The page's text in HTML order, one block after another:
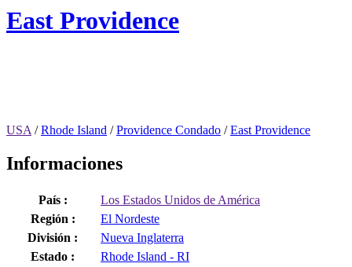
East Providence
USA /Rhode Island /Providence Condado /East Providence
Informaciones
País :
Los Estados Unidos de América
Región :
El Nordeste
División :
Nueva Inglaterra
Estado :
Rhode Island - RI